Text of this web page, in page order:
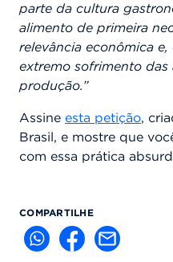
parte da cultura
alimento de primeira
relevância econômica
extremo sofrimento das
produção.”
Assine esta petição,
Brasil, e mostre que
com essa prática
COMPARTILHE